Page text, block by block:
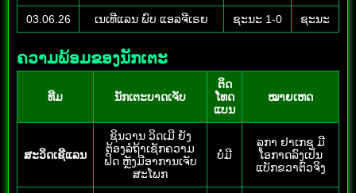
03.06.26 ເນເທີແລນ ພົບ ແອລຈີເຣຍ ຊະນະ 1-0 ຊະນະ
ຄວາມພ້ອມຂອງນັກເຕະ
ທີມ ນັກເຕະບາດເຈັບ
ຕິດ
ໂທດ
ແບນ
ໝາຍເຫດ
ສະວິດເຊີແລນ
ຊິນວານ ວິດເມີ ຍັງ
ຕ້ອງລໍຖ້າເຊັກຄວາມ
ຟິດ ຫຼັງມີອາການເຈັບ
ສະໂພກ
ບໍ່ມີ
ລູກາ ຢາເກຊ ມີ
ໂອກາດລົງເປັນ
ແບັກຂວາຕົວຈິງ